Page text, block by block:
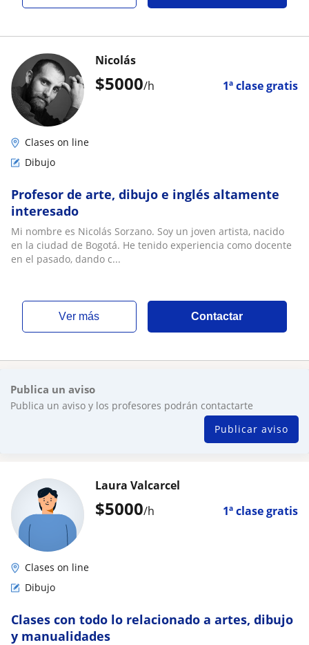
$5000/h 1ª clase gratis
Nicolás
Clases on line
Dibujo
Profesor de arte, dibujo e inglés altamente
interesado
Mi nombre es Nicolás Sorzano. Soy un joven artista, nacido
en la ciudad de Bogotá. He tenido experiencia como docente
en el pasado, dando c...
ver más Contactar
Publica un aviso
Publica un aviso y los profesores podrán contactarte
Publicar aviso
$5000/h 1ª clase gratis
Laura Valcarcel
Clases on line
Dibujo
Clases con todo lo relacionado a artes, dibujo
y manualidades